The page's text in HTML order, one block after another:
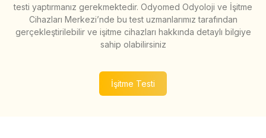
testi yaptırmanız gerekmektedir. Odyomed Odyoloji ve İşitme
Cihazları Merkezi’nde bu test uzmanlarımız tarafından
gerçekleştirilebilir ve işitme cihazları hakkında detaylı bilgiye
sahip olabilirsiniz
İşitme Testi